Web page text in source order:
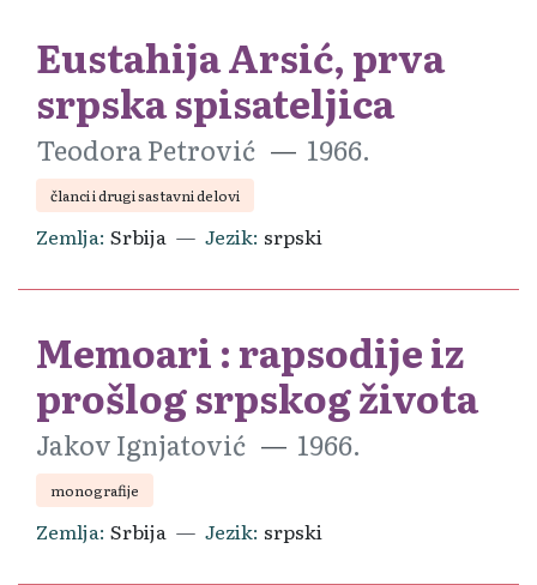
Eustahija Arsić, prva
srpska spisateljica
Teodora Petrović 1966.
članci i drugi sastavni delovi
Zemlja Srbija Jezik srpski
Memoari : rapsodije iz
prošlog srpskog života
Jakov Ignjatović 1966.
monografije
Zemlja Srbija Jezik srpski